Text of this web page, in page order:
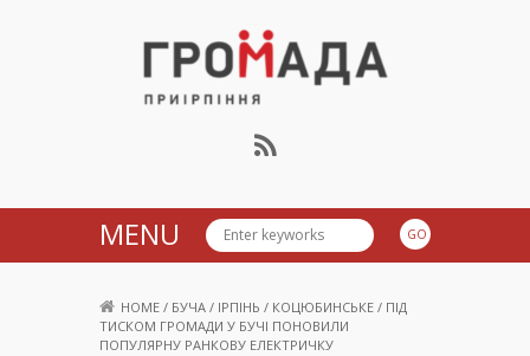
Громада Приірпіння
MENU
HOME / БУЧА / ІРПІНЬ / КОЦЮБИНСЬКЕ / ПІД
ТИСКОМ ГРОМАДИ У БУЧІ ПОНОВИЛИ
ПОПУЛЯРНУ РАНКОВУ ЕЛЕКТРИЧКУ